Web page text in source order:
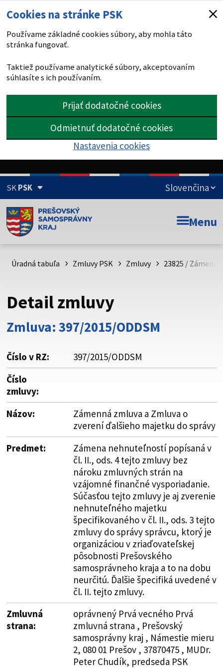
Cookies na stránke PSK
Používame základné cookies súbory, aby mohla táto
stránka fungovať.
Taktiež používame analytické súbory, akceptovaním
súhlasíte s ich používaním.
Prijať dodatočné cookies
Odmietnuť dodatočné cookies
Nastavenia cookies
SKPSK
Doména psk.sk je oficiálna
Toto je oficiálna webová stránka Prešovského
psk.sk.
Buďte pozorní a vždy sa uistite, že zdieľate informácie iba
cez zabezpečenú webovú stránku. Zabezpečená stránka
vždy začína https:// pred názvom domény webového sídla.
Menu
Úradná tabuľa Zmluvy PSK Zmluvy 23825 /
Detail zmluvy
Zmluva: 397/2015/ODDSM
Číslo v RZ:
397/2015/ODDSM
Číslo
zmluvy:
Názov:
Zámenná zmluva a Zmluva o
zverení ďalšieho majetku do správy
Predmet:
Zámena nehnuteľností popísaná v
čl. II., ods. 4 tejto zmluvy bez
nároku zmluvných strán na
vzájomné finančné vysporiadanie.
Súčasťou tejto zmluvy je aj zverenie
nehnuteľného majetku
špecifikovaného v čl. II., ods. 3 tejto
zmluvy do správy správcu, ktorý je
organizáciou v zriaďovateľskej
pôsobnosti Prešovského
samosprávneho kraja a to na dobu
neurčitú. Ďalšie špecifiká uvedené v
čl. II. tejto zmluvy.
Zmluvná
strana:
oprávnený Prvá vecného Prvá
zmluvná strana , Prešovský
samosprávny kraj , Námestie mieru
2, 080 01 Prešov , 37870475 , MUDr.
Peter Chudík, predseda PSK